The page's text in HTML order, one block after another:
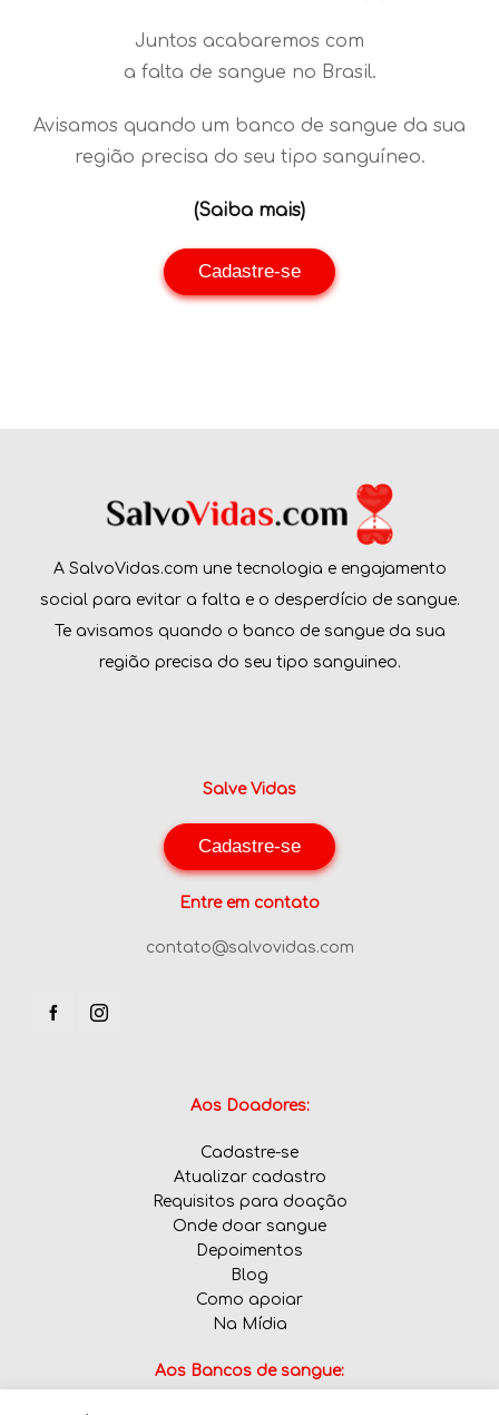
Juntos acabaremos com
a falta de sangue no Brasil.
Avisamos quando um banco de sangue da sua
região precisa do seu tipo sanguíneo.
(Saiba mais)
Cadastre-se
A SalvoVidas.com une tecnologia e engajamento
social para evitar a falta e o desperdício de sangue.
Te avisamos quando o banco de sangue da sua
região precisa do seu tipo sanguineo.
Salve Vidas
Cadastre-se
Entre em contato
contato@salvovidas.com
Aos Doadores:
Cadastre-se
Atualizar cadastro
Requisitos para doação
Onde doar sangue
Depoimentos
Blog
Como apoiar
Na Mídia
Aos Bancos de sangue: